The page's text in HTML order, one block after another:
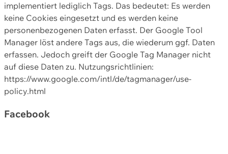
implementiert lediglich Tags. Das bedeutet: Es werden
keine Cookies eingesetzt und es werden keine
personenbezogenen Daten erfasst. Der Google Tool
Manager löst andere Tags aus, die wiederum ggf. Daten
erfassen. Jedoch greift der Google Tag Manager nicht
auf diese Daten zu. Nutzungsrichtlinien:
https://www.google.com/intl/de/tagmanager/use-
policy.html
Facebook